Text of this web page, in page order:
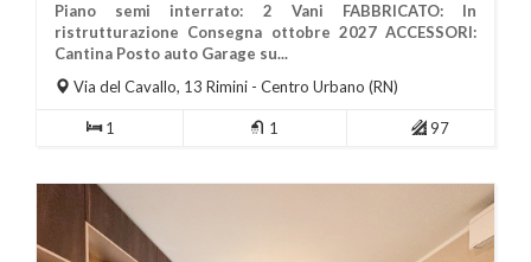
Più Informazioni
Piano semi interrato: 2 Vani FABBRICATO: In
ristrutturazione Consegna ottobre 2027 ACCESSORI:
Cantina Posto auto Garage su...
Via del Cavallo, 13 Rimini - Centro Urbano (RN)
1 1 97